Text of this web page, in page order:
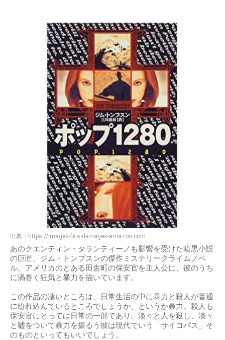
出典： https://images-fe.ssl-images-amazon.com
あのクエンティン・タランティーノも影響を受けた暗黒小説
の巨匠、ジム・トンプスンの傑作ミステリークライムノベ
ル。アメリカのとある田舎町の保安官を主人公に、彼のうち
に渦巻く狂気と暴力を描いています。
この作品の凄いところは、日常生活の中に暴力と殺人が普通
に紛れ込んでいるところでしょうか。というか暴力、殺人も
保安官にとっては日常の一部であり、淡々と人を殺し、淡々
と嘘をついて暴力を振るう彼は現代でいう「サイコパス」そ
のものといってもいいでしょう。